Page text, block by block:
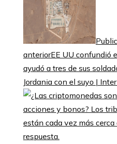
anteriorEE UU confundió
ayudó a tres de sus
Jordania con el suyo |